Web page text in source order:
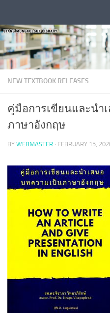
NEW TEXTBOOK RELEASES
คู่มือการเขียนและนำ
ภาษาอังกฤษ
BY WEBMASTER · FEBRUARY 15,